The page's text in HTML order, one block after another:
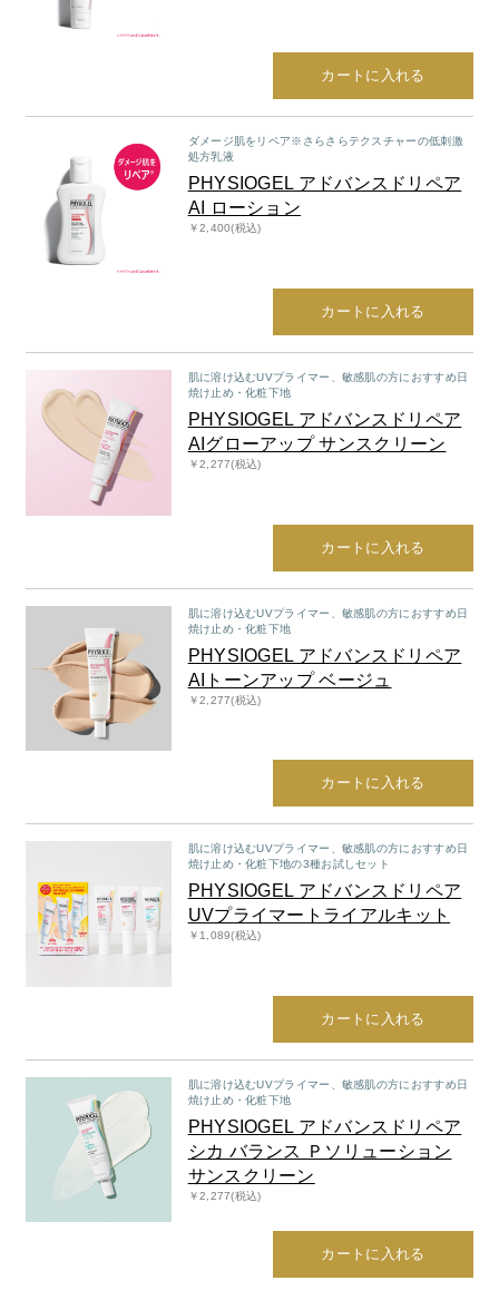
カートに入れる
ダメージ肌をリペア※さらさらテクスチャーの低刺激
処方乳液
PHYSIOGEL アドバンスドリペア
AI ローション
￥2,400(税込)
カートに入れる
肌に溶け込むUVプライマー、敏感肌の方におすすめ日
焼け止め・化粧下地
PHYSIOGEL アドバンスドリペア
AIグローアップ サンスクリーン
￥2,277(税込)
カートに入れる
肌に溶け込むUVプライマー、敏感肌の方におすすめ日
焼け止め・化粧下地
PHYSIOGEL アドバンスドリペア
AIトーンアップ ベージュ
￥2,277(税込)
カートに入れる
肌に溶け込むUVプライマー、敏感肌の方におすすめ日
焼け止め・化粧下地の3種お試しセット
PHYSIOGEL アドバンスドリペア
UVプライマートライアルキット
￥1,089(税込)
カートに入れる
肌に溶け込むUVプライマー、敏感肌の方におすすめ日
焼け止め・化粧下地
PHYSIOGEL アドバンスドリペア
シカ バランス Ｐソリューション
サンスクリーン
￥2,277(税込)
カートに入れる